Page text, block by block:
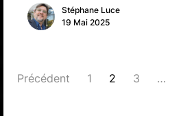
Stéphane Luce
19 Mai 2025
PAGINATION
Précédent 1 2 3 …